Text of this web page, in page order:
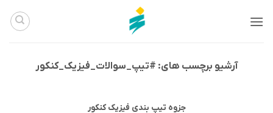
آرشیو برچسب های: #تیپ_سوالات_فیزیک_کنکور
جزوه تیپ بندی فیزیک کنکور